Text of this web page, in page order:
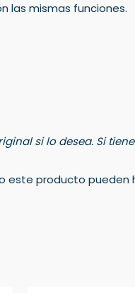
las mismas funciones.
si lo desea. Si
este producto pueden